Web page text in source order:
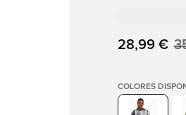
28,99 €
COLORES